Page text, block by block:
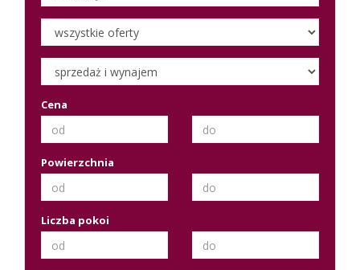
Cena
Powierzchnia
Liczba pokoi